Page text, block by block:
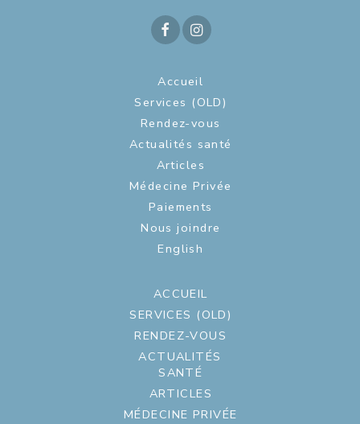
Accueil
Services (OLD)
Rendez-vous
Actualités santé
Articles
Médecine Privée
Paiements
Nous joindre
English
ACCUEIL
SERVICES (OLD)
RENDEZ-VOUS
ACTUALITÉS
SANTÉ
ARTICLES
MÉDECINE PRIVÉE